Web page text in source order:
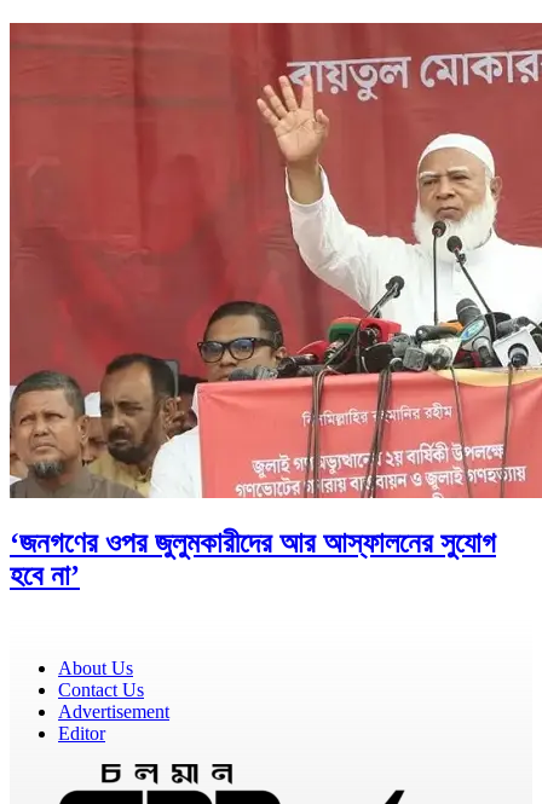
‘জনগণের ওপর জুলুমকারীদের আর আস্ফালনের সুযোগ
হবে না’
About Us
Contact Us
Advertisement
Editor